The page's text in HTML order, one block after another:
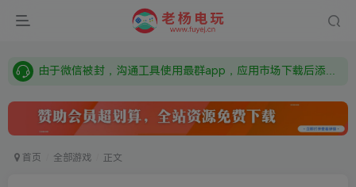
需要什么游戏请联系客服，若链接失效请联系客服，百度网盘边上的激活码也是解压密码
由于微信被封，沟通工具使用最群app，应用市场下载后添加好友：Y9FA49 以后用最群交流解决问题。不再使用微信！
首页 全部游戏 正文